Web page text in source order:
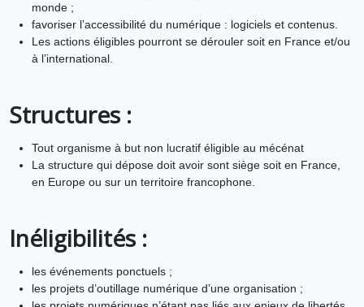
monde ;
favoriser l’accessibilité du numérique : logiciels et contenus.
Les actions éligibles pourront se dérouler soit en France et/ou
à l’international.
Structures :
Tout organisme à but non lucratif éligible au mécénat
La structure qui dépose doit avoir sont siège soit en France,
en Europe ou sur un territoire francophone.
Inéligibilités :
les événements ponctuels ;
les projets d’outillage numérique d’une organisation ;